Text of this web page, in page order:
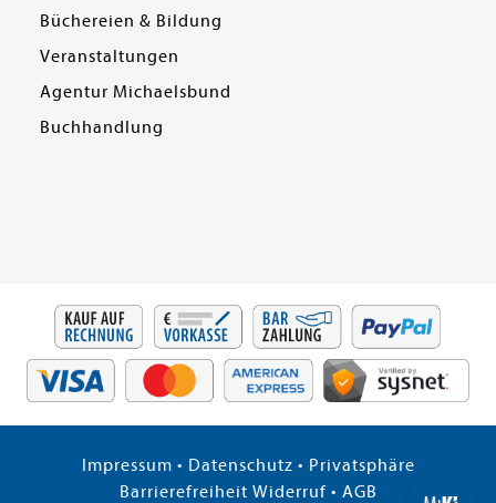
Büchereien & Bildung
Veranstaltungen
Agentur Michaelsbund
Buchhandlung
Impressum • Datenschutz • Privatsphäre
Barrierefreiheit Widerruf• AGB